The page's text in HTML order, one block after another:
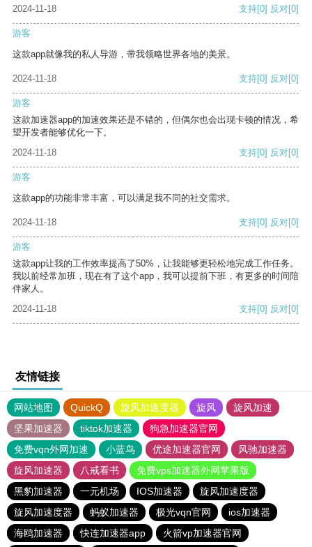
2024-11-18
支持[0] 反对[0]
游客
这款app就像我的私人导游，带我领略世界各地的美景。
2024-11-18 支持[0] 反对[0]
游客
这款加速器app的加速效果还是不错的，但偶尔也会出现卡顿的情况，希
望开发者能够优化一下。
2024-11-18
支持[0] 反对[0]
游客
这款app的功能非常丰富，可以满足我不同的社交需求。
2024-11-18 支持[0] 反对[0]
游客
这款app让我的工作效率提高了50%，让我能够更轻松地完成工作任务。
我以前经常加班，现在有了这个app，我可以提前下班，有更多的时间陪
伴家人。
2024-11-18
支持[0] 反对[0]
友情链接
网站地图 QuickQ 旋风加速度器 旋风
旋风加速
坚果加速器
tiktok加速器
狗急加速器官网
免费vqn外网加速
小蓝鸟 优途加速器官网
风驰加速器
旋风加速器
八戒看书
免费vps加速器外网苹果版
黑豹加速器
一元机场 IOS加速器
旋风加速度器
旋风加速度器
蚂蚁加速器 极光vqn官网
ios加速器
海鸥加速器
快连加速器app 火箭vp加速器官网